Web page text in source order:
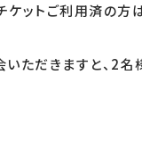
ットご利用済の方
ただきますと、2名